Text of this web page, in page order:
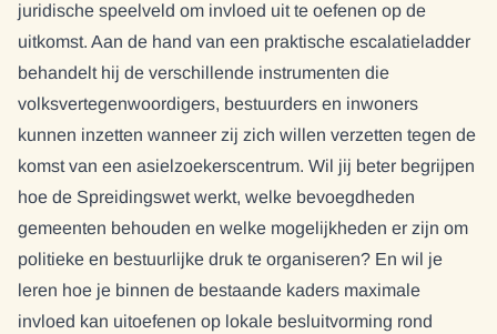
juridische speelveld om invloed uit te oefenen op de
uitkomst. Aan de hand van een praktische escalatieladder
behandelt hij de verschillende instrumenten die
volksvertegenwoordigers, bestuurders en inwoners
kunnen inzetten wanneer zij zich willen verzetten tegen de
komst van een asielzoekerscentrum. Wil jij beter begrijpen
hoe de Spreidingswet werkt, welke bevoegdheden
gemeenten behouden en welke mogelijkheden er zijn om
politieke en bestuurlijke druk te organiseren? En wil je
leren hoe je binnen de bestaande kaders maximale
invloed kan uitoefenen op lokale besluitvorming rond